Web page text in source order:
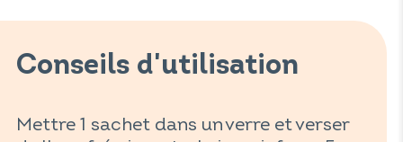
Conseils d'utilisation
Mettre 1 sachet dans un verre et verser